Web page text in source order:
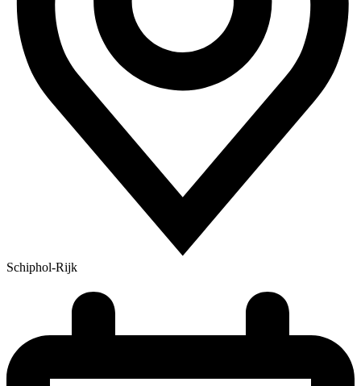
Schiphol-Rijk